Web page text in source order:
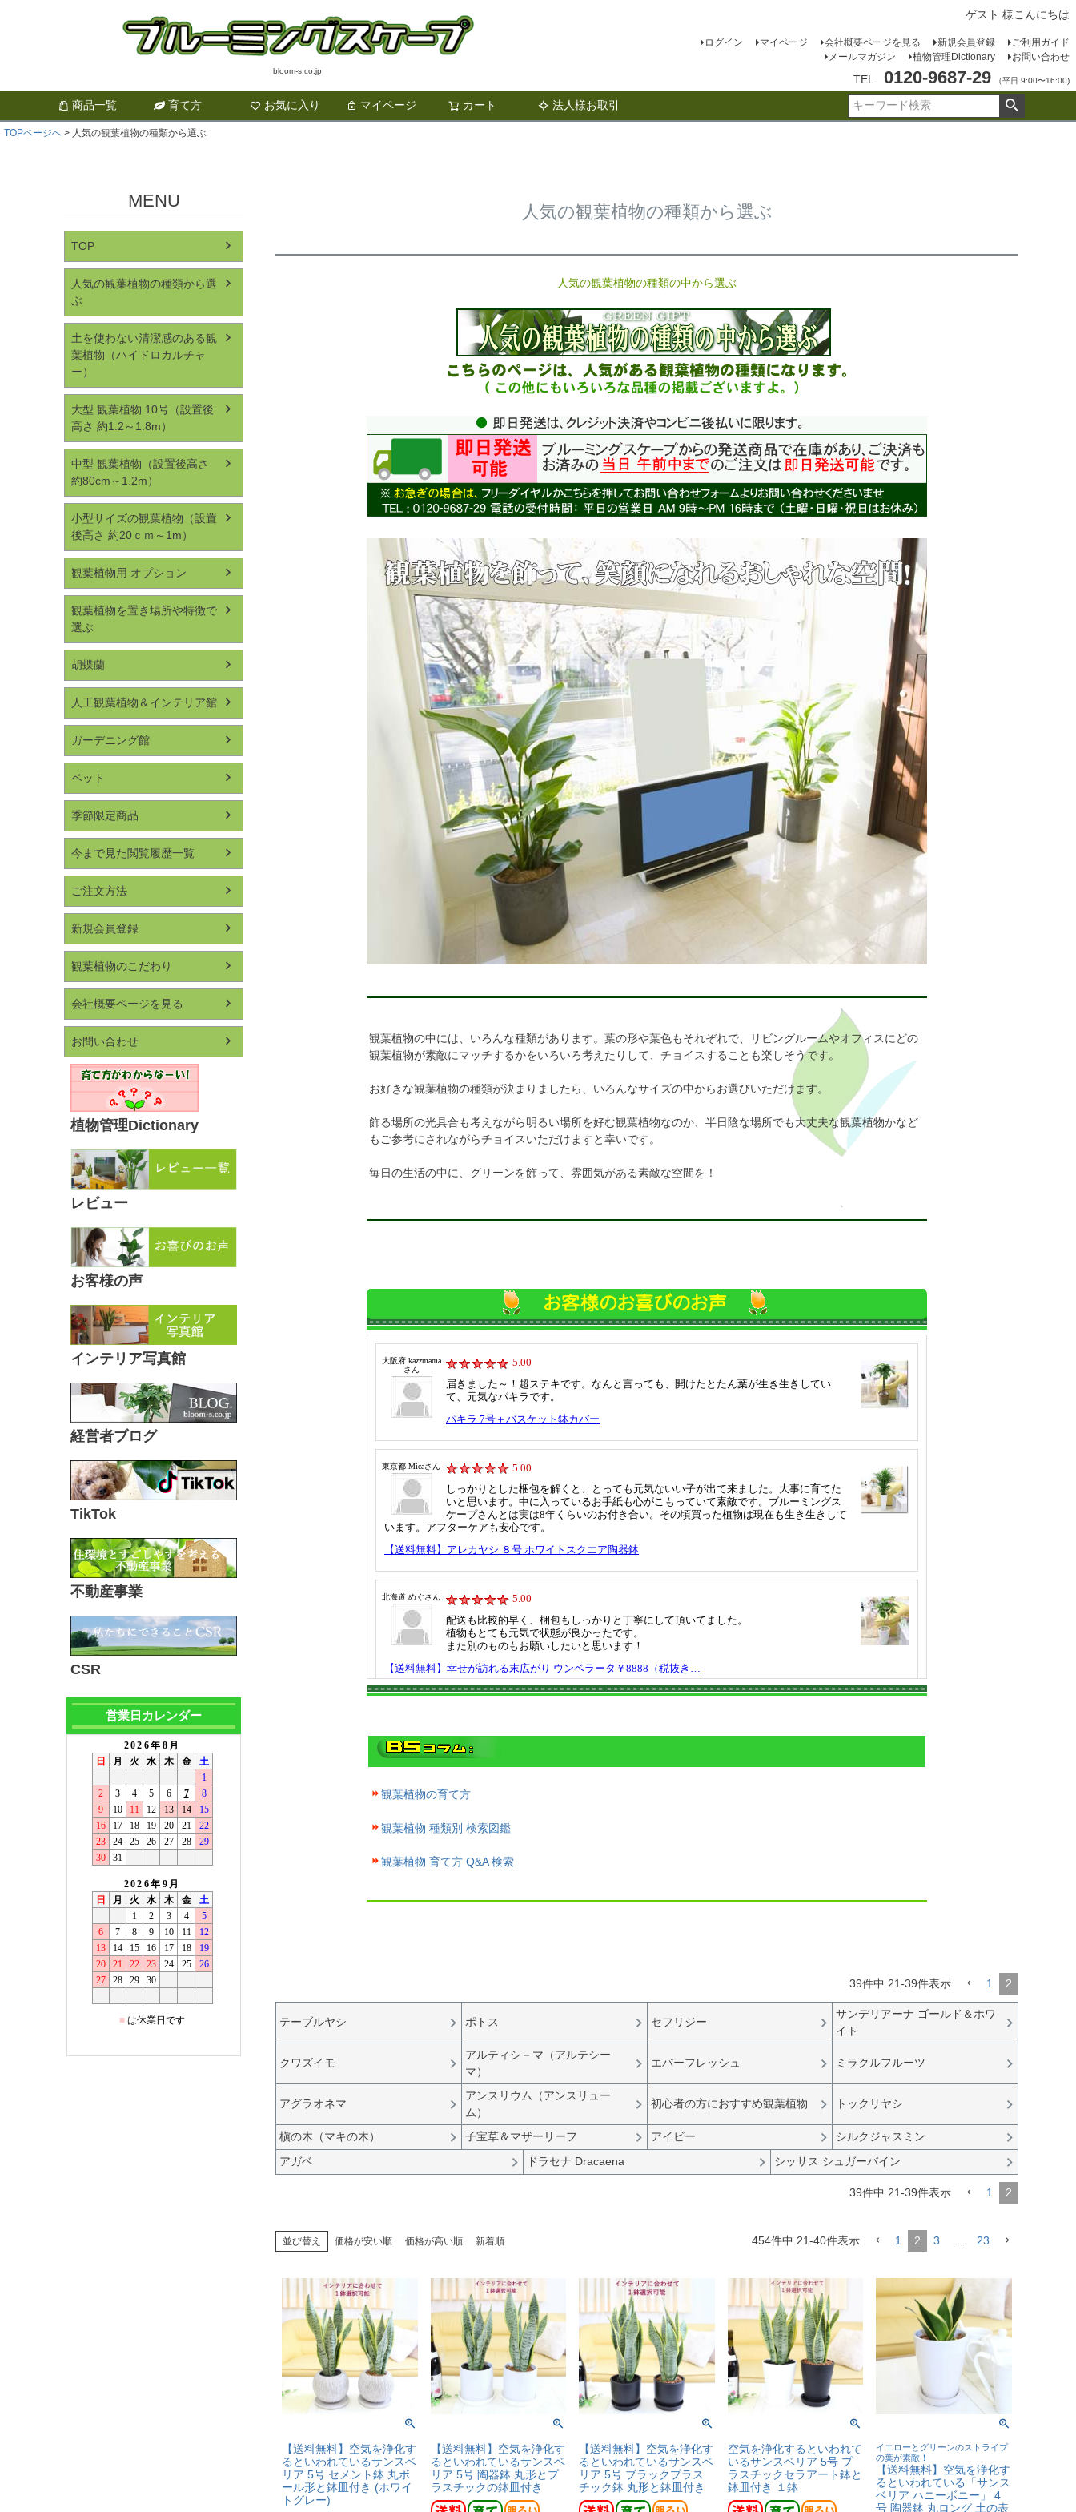
bloom-s.co.jp
ゲスト 様こんにちは
ログイン マイページ 会社概要ページを見る 新規会員登録
ご利用ガイド
メールマガジン
植物管理Dictionary お問い合わせ
TEL 0120-9687-29 （平日 9:00〜16:00)
商品一覧 育て方 お気に入り マイページ カート 法人様お取引
検索
TOPページへ 人気の観葉植物の種類から選ぶ
MENU
TOP
人気の観葉植物の種類から選
ぶ
土を使わない清潔感のある観
葉植物（ハイドロカルチャ
ー）
大型 観葉植物 10号（設置後
高さ 約1.2～1.8m）
中型 観葉植物（設置後高さ
約80cm～1.2m）
小型サイズの観葉植物（設置
後高さ 約20ｃｍ～1m）
観葉植物用 オプション
観葉植物を置き場所や特徴で
選ぶ
胡蝶蘭
人工観葉植物＆インテリア館
ガーデニング館
ペット
季節限定商品
今まで見た閲覧履歴一覧
ご注文方法
新規会員登録
観葉植物のこだわり
会社概要ページを見る
お問い合わせ
植物管理Dictionary
レビュー
お客様の声
インテリア写真館
経営者ブログ
TikTok
不動産事業
CSR
営業日カレンダー
人気の観葉植物の種類から選ぶ
人気の観葉植物の種類の中から選ぶ
観葉植物の中には、いろんな種類があります。葉の形や葉色もそれぞれで、リビングルームやオフィスにどの
観葉植物が素敵にマッチするかをいろいろ考えたりして、チョイスすることも楽しそうです。
お好きな観葉植物の種類が決まりましたら、いろんなサイズの中からお選びいただけます。
飾る場所の光具合も考えながら明るい場所を好む観葉植物なのか、半日陰な場所でも大丈夫な観葉植物かなど
もご参考にされながらチョイスいただけますと幸いです。
毎日の生活の中に、グリーンを飾って、雰囲気がある素敵な空間を！
観葉植物の育て方
観葉植物 種類別 検索図鑑
観葉植物 育て方 Q&A 検索
39件中 21-39件表示 1 2
テーブルヤシ ポトス セフリジー
サンデリアーナ ゴールド＆ホワ
イト
クワズイモ
アルティシ－マ（アルテシー
マ）
エバーフレッシュ ミラクルフルーツ
アグラオネマ
アンスリウム（アンスリュー
ム）
初心者の方におすすめ観葉植物 トックリヤシ
槇の木（マキの木） 子宝草＆マザーリーフ アイビー
シルクジャスミン
アガベ
ドラセナ Dracaena シッサス シュガーバイン
39件中 21-39件表示 1 2
並び替え 価格が安い順 価格が高い順 新着順 454件中 21-40件表示 1 2 3 … 23
【送料無料】空気を浄化す
るといわれているサンスベ
リア 5号 セメント鉢 丸ボ
ール形と鉢皿付き (ホワイ
トグレー)
【送料無料】空気を浄化す
るといわれているサンスベ
リア 5号 陶器鉢 丸形とプ
ラスチックの鉢皿付き
【送料無料】空気を浄化す
るといわれているサンスベ
リア 5号 ブラックプラス
チック鉢 丸形と鉢皿付き
空気を浄化するといわれて
いるサンスベリア 5号 プ
ラスチックセラアート鉢と
鉢皿付き １鉢
イエローとグリーンのストライプ
の葉が素敵！
【送料無料】空気を浄化す
るといわれている「サンス
ベリア ハニーボニー」 4
号 陶器鉢 丸ロング 土の表